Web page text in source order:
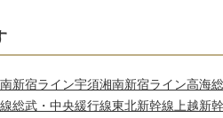
新宿ライン宇須湘南新宿ライン高海
総武・中央緩行線東北新幹線 上越新